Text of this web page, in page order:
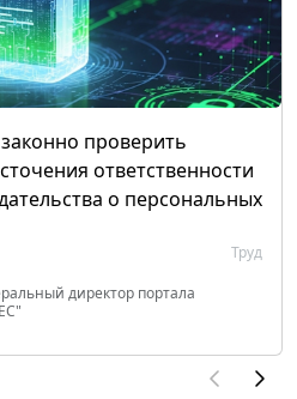
проверить
ответственности
о персональных
Труд
директор портала